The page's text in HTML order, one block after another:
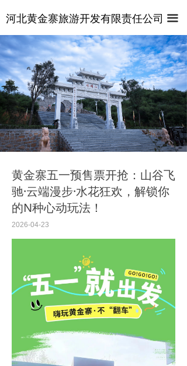
河北黄金寨旅游开发有限责任公司 끀
首页
关于景区
视频专区
管式滑道
悬壁火车
麒麟山索道
百态麒麟园
七彩滑道
激流飞渡
滑雪场
丛林穿越
藏龙谷
新闻中心
这里有最新的公司动态，这里有最新的网站设计、移
动端设计、网页相关内容与你分享
黄金寨五一预售票开抢：山谷飞
驰·云端漫步·水花狂欢，解锁你
的N种心动玩法！
2026-04-23